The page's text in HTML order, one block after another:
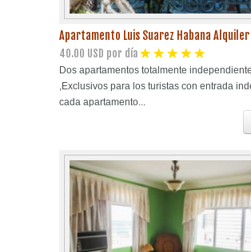
Apartamento Luis Suarez Habana Alquiler
40.00 USD por día
Dos apartamentos totalmente
,Exclusivos para los turistas con entrada
cada apartamento...